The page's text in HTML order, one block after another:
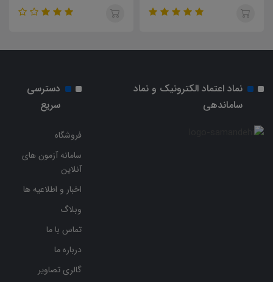
نماد اعتماد الکترونیک و نماد
ساماندهی
دسترسی
سریع
فروشگاه
سامانه آزمون های
آنلاین
اخبار و اطلاعیه ها
وبلاگ
تماس با ما
درباره ما
گالری تصاویر